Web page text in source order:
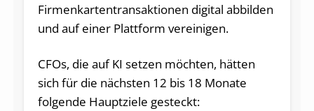
Firmenkartentransaktionen digital abbilden
und auf einer Plattform vereinigen.
CFOs, die auf KI setzen möchten, hätten
sich für die nächsten 12 bis 18 Monate
folgende Hauptziele gesteckt: